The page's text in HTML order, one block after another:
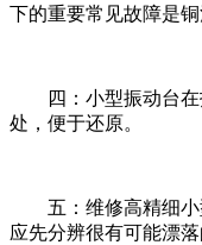
下的重要常见故障是铜
四：小型振动台在
处，便于还原。
五：维修高精细小
应先分辨很有可能漂